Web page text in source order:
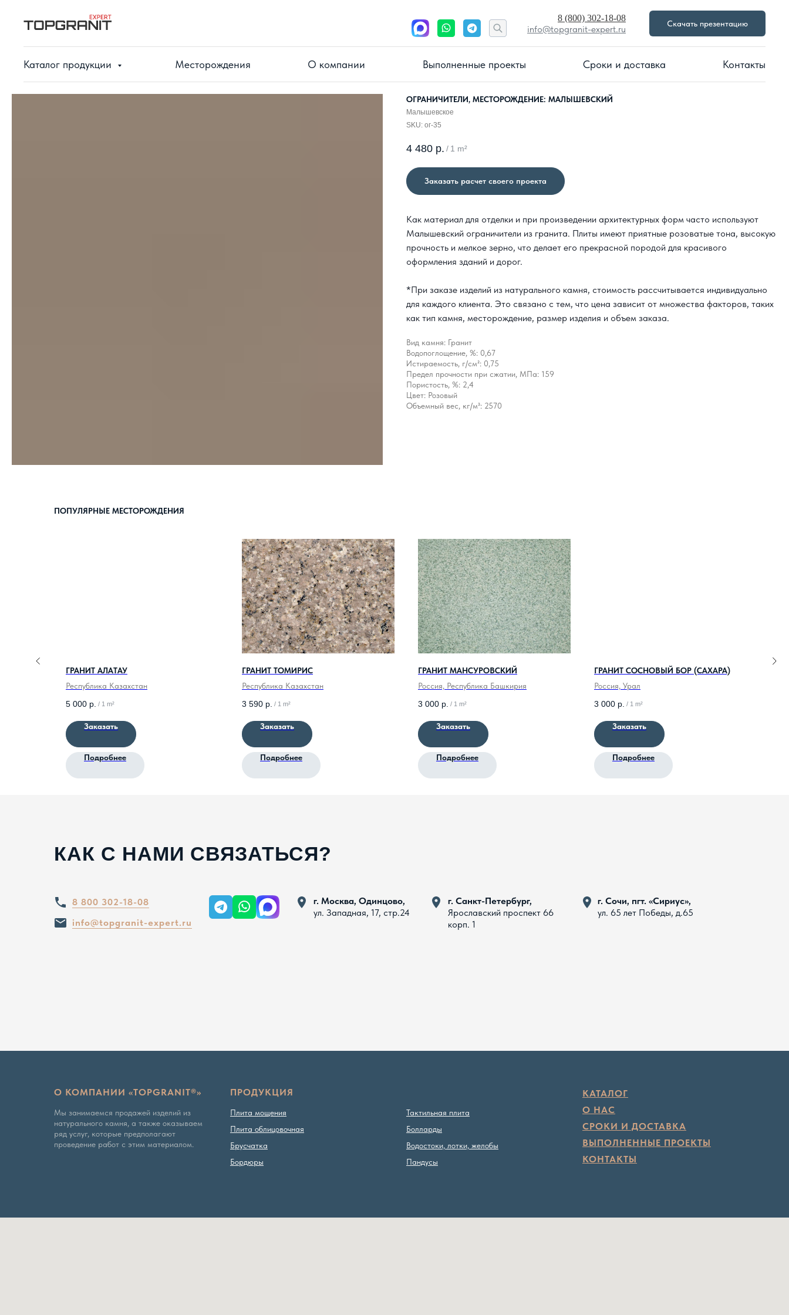
8 (800) 302-18-08
info@topgranit-expert.ru
Скачать презентацию
Каталог продукции Месторождения О компании Выполненные проекты Сроки и доставка Контакты
ОГРАНИЧИТЕЛИ, МЕСТОРОЖДЕНИЕ: МАЛЫШЕВСКИЙ
Малышевское
SKU: ог-35
4 480 р. / 1 m²
Заказать расчет своего проекта
Как материал для отделки и при произведении архитектурных форм часто используют
Малышевский ограничители из гранита. Плиты имеют приятные розоватые тона, высокую
прочность и мелкое зерно, что делает его прекрасной породой для красивого
оформления зданий и дорог.
*При заказе изделий из натурального камня, стоимость рассчитывается индивидуально
для каждого клиента. Это связано с тем, что цена зависит от множества факторов, таких
как тип камня, месторождение, размер изделия и объем заказа.
Вид камня: Гранит
Водопоглощение, %: 0,67
Истираемость, г/см²: 0,75
Предел прочности при сжатии, МПа: 159
Пористость, %: 2,4
Цвет: Розовый
Объемный вес, кг/м³: 2570
ПОПУЛЯРНЫЕ МЕСТОРОЖДЕНИЯ
ГРАНИТ АЛАТАУ
Республика Казахстан
5 000 р. / 1 m²
Заказать
Подробнее
ГРАНИТ ТОМИРИС
Республика Казахстан
3 590 р. / 1 m²
Заказать
Подробнее
ГРАНИТ МАНСУРОВСКИЙ
Россия, Республика Башкирия
3 000 р. / 1 m²
Заказать
Подробнее
ГРАНИТ СОСНОВЫЙ БОР (САХАРА)
Россия, Урал
3 000 р. / 1 m²
Заказать
Подробнее
КАК С НАМИ СВЯЗАТЬСЯ?
info@topgranit-expert.ru
8 800 302-18-08
г. Москва, Одинцово,
ул. Западная, 17, стр.24
г. Сочи, пгт. «Сириус»,
ул. 65 лет Победы, д.65
г. Санкт-Петербург,
Ярославский проспект 66
корп. 1
О КОМПАНИИ «TOPGRANIT®»
Мы занимаемся продажей изделий из
натурального камня, а также оказываем
ряд услуг, которые предполагают
проведение работ с этим материалом.
Тактильная плита
Болларды
Водостоки, лотки, желобы
Пандусы
КАТАЛОГ
О НАС
СРОКИ И ДОСТАВКА
ВЫПОЛНЕННЫЕ ПРОЕКТЫ
КОНТАКТЫ
ПРОДУКЦИЯ
Плита мощения
Плита облицовочная
Брусчатка
Бордюры